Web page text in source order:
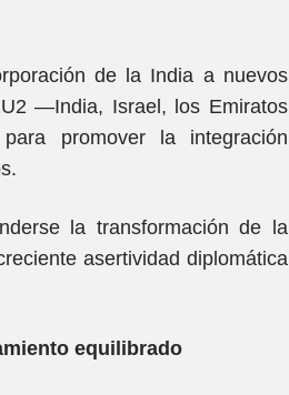
de la India a nuevos
—India, Israel, los Emiratos
promover la integración
la transformación de la
asertividad diplomática
equilibrado